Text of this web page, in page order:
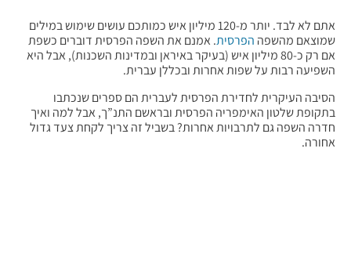
אתם לא לבד. יותר מ-120 מיליון איש כמותכם עושים שימוש במילים
שמוצאם מהשפה הפרסית. אמנם את השפה הפרסית דוברים כשפת
אם רק כ-80 מיליון איש (בעיקר באיראן ובמדינות השכנות), אבל היא
השפיעה רבות על שפות אחרות ובכללן עברית.
הסיבה העיקרית לחדירת הפרסית לעברית הם ספרים שנכתבו
בתקופת שלטון האימפריה הפרסית ובראשם התנ”ך, אבל למה ואיך
חדרה השפה גם לתרבויות אחרות? בשביל זה צריך לקחת צעד גדול
אחורה.